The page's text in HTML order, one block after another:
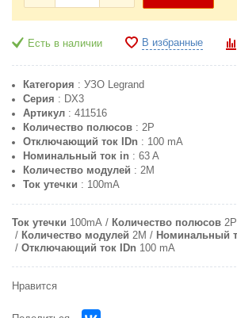
Есть в наличии В избранные
Категория : УЗО Legrand
Серия : DX3
Артикул: 411516
Количество полюсов: 2P
Отключающий ток IDn : 100 mA
Номинальный ток in : 63 A
Количество модулей : 2M
Ток утечки : 100mA
Ток утечки 100mA Количество полюсов 2P
Количество модулей 2M Номинальный
Отключающий ток IDn 100 mA
Нравится